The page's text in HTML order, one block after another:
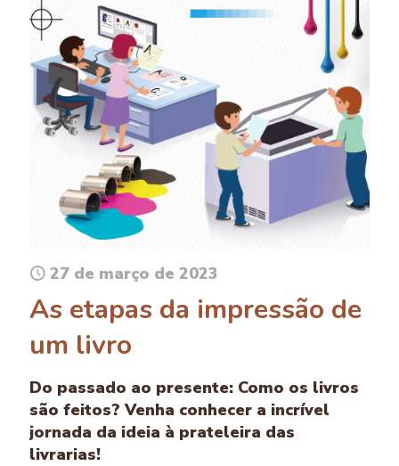
27 de março de 2023
As etapas da impressão de
um livro
Do passado ao presente: Como os livros
são feitos? Venha conhecer a incrível
jornada da ideia à prateleira das
livrarias!